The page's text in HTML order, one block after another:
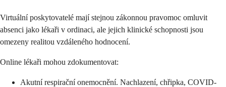
Virtuální poskytovatelé mají stejnou zákonnou pravomoc omluvit
absenci jako lékaři v ordinaci, ale jejich klinické schopnosti jsou
omezeny realitou vzdáleného hodnocení.
Online lékaři mohou zdokumentovat:
Akutní respirační onemocnění. Nachlazení, chřipka, COVID-